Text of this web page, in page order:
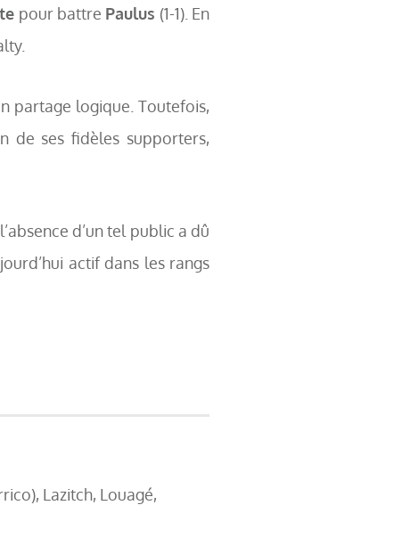
pour battre Paulus (1-1). En
partage logique. Toutefois,
de ses fidèles supporters,
d’un tel public a dû
actif dans les rangs
Lazitch, Louagé,